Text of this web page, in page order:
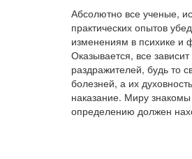
Абсолютно все ученые,
практических опытов
изменениям в психике и
Оказывается, все
раздражителей, будь то
болезней, а их
наказание. Миру
определению должен